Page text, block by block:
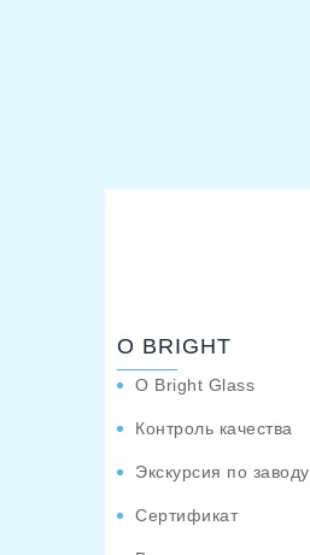
О BRIGHT
О Bright Glass
Контроль качества
Экскурсия по заводу
Сертификат